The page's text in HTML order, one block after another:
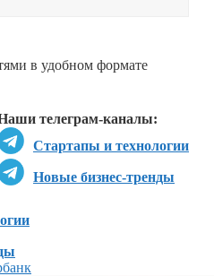
в удобном формате
телеграм-каналы:
Стартапы и технологии
Новые бизнес-тренды